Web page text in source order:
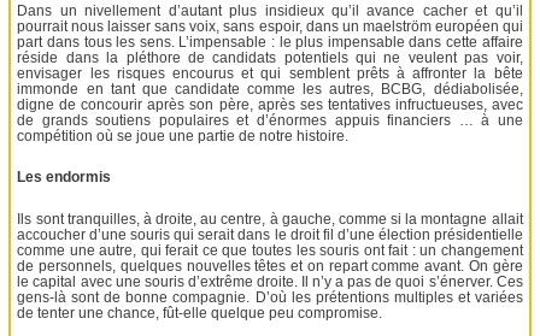
Dans un nivellement d’autant plus insidieux qu’il avance cacher et qu’il
pourrait nous laisser sans voix, sans espoir, dans un maelström européen qui
part dans tous les sens. L’impensable : le plus impensable dans cette affaire
réside dans la pléthore de candidats potentiels qui ne veulent pas voir,
envisager les risques encourus et qui semblent prêts à affronter la bête
immonde en tant que candidate comme les autres, BCBG, dédiabolisée,
digne de concourir après son père, après ses tentatives infructueuses, avec
de grands soutiens populaires et d’énormes appuis financiers … à une
compétition où se joue une partie de notre histoire.
Les endormis
Ils sont tranquilles, à droite, au centre, à gauche, comme si la montagne allait
accoucher d’une souris qui serait dans le droit fil d’une élection présidentielle
comme une autre, qui ferait ce que toutes les souris ont fait : un changement
de personnels, quelques nouvelles têtes et on repart comme avant. On gère
le capital avec une souris d’extrême droite. Il n’y a pas de quoi s’énerver. Ces
gens-là sont de bonne compagnie. D’où les prétentions multiples et variées
de tenter une chance, fût-elle quelque peu compromise.